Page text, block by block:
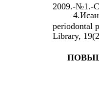
2009.-№1.-
periodontal
Library,